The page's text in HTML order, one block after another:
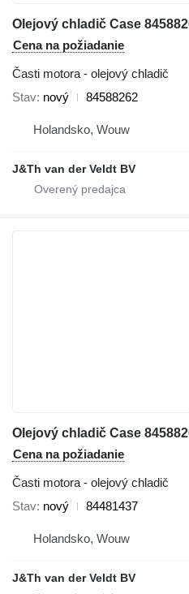
Cena na požiadanie
Časti motora - olejový chladič
Stav nový 84588262
Holandsko, Wouw
J&Th van der Veldt BV
Cena na požiadanie
Časti motora - olejový chladič
Stav nový 84481437
Holandsko, Wouw
J&Th van der Veldt BV